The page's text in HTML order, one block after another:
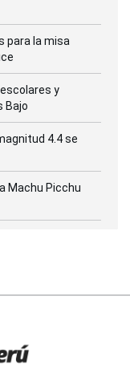
para la misa
y
Bajo
4.4 se
Machu Picchu